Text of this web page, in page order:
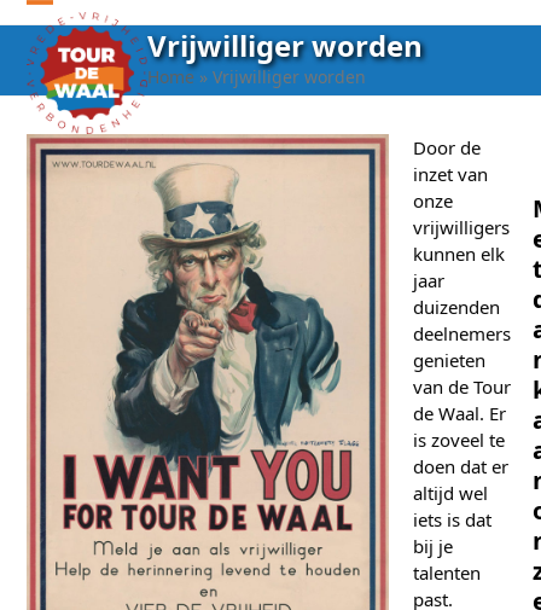
Open
mobile
menu
Close
mobile
menu
Vrijwilliger worden
Home»Vrijwilliger worden
Door de
inzet van
onze
vrijwilligers
kunnen elk
jaar
duizenden
deelnemers
genieten
van de Tour
de Waal. Er
is zoveel te
doen dat er
altijd wel
iets is dat
bij je
talenten
past.